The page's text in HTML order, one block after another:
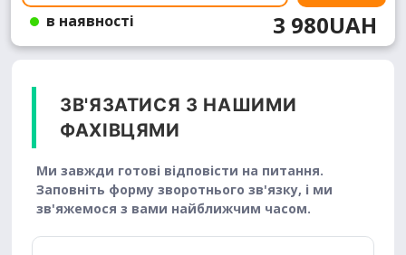
в наявності 3 980UAH
ЗВ'ЯЗАТИСЯ З НАШИМИ
ФАХІВЦЯМИ
Ми завжди готові відповісти на питання.
Заповніть форму зворотнього зв'язку, і ми
зв'яжемося з вами найближчим часом.